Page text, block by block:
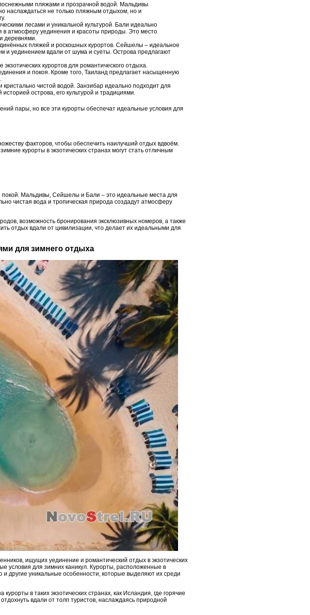
пляжами и прозрачной водой. Мальдивы
наслаждаться не только пляжным отдыхом, но и
лесами и уникальной культурой. Бали идеально
в атмосферу уединения и красоты природы. Это место
деревнями.
пляжей и роскошных курортов. Сейшелы – идеальное
и уединением вдали от шума и суеты. Острова предлагают
курортов для романтического отдыха.
и покоя. Кроме того, Таиланд предлагает насыщенную
чистой водой. Занзибар идеально подходит для
острова, его культурой и традициями.
пары, но все эти курорты обеспечат идеальные условия для
факторов, чтобы обеспечить наилучший отдых вдвоём.
курорты в экзотических странах могут стать отличным
покой. Мальдивы, Сейшелы и Бали – это идеальные места для
чистая вода и тропическая природа создадут атмосферу
возможность бронирования эксклюзивных номеров, а также
отдых вдали от цивилизации, что делает их идеальными для
для зимнего отдыха
ищущих уединение и романтический отдых в экзотических
условия для зимних каникул. Курорты, расположенные в
другие уникальные особенности, которые выделяют их среди
в таких экзотических странах, как Исландия, где горячие
вдали от толп туристов, наслаждаясь природной